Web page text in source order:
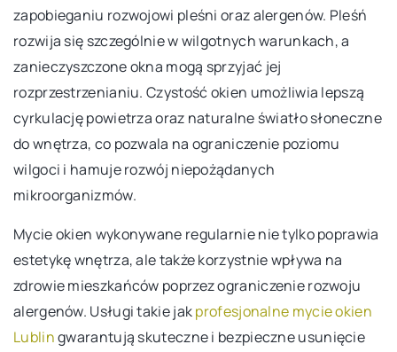
zapobieganiu rozwojowi pleśni oraz alergenów. Pleśń
rozwija się szczególnie w wilgotnych warunkach, a
zanieczyszczone okna mogą sprzyjać jej
rozprzestrzenianiu. Czystość okien umożliwia lepszą
cyrkulację powietrza oraz naturalne światło słoneczne
do wnętrza, co pozwala na ograniczenie poziomu
wilgoci i hamuje rozwój niepożądanych
mikroorganizmów.
Mycie okien wykonywane regularnie nie tylko poprawia
estetykę wnętrza, ale także korzystnie wpływa na
zdrowie mieszkańców poprzez ograniczenie rozwoju
alergenów. Usługi takie jakprofesjonalne mycie okien
Lublingwarantują skuteczne i bezpieczne usunięcie